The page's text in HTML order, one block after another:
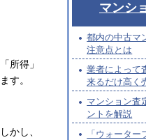
所得」
す。
かし、
マンシ
都内の中古マ
注意点とは
業者によって
来るだけ高く
マンション査
ントを解説
「ウォータ